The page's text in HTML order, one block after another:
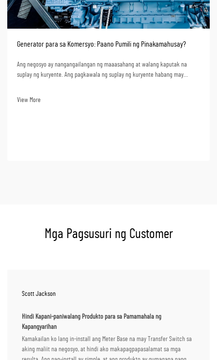
Generator para sa Komersyo: Paano Pumili ng Pinakamahusay?
Ang negosyo ay nangangailangan ng maaasahang at walang kaputak na
suplay ng kuryente. Ang pagkawala ng suplay ng kuryente habang may
View More
Mga Pagsusuri ng Customer
Scott Jackson
Hindi Kapani-paniwalang Produkto para sa Pamamahala ng
Kapangyarihan
Kamakailan ko lang in-install ang Meter Base na may Transfer Switch sa
aking maliit na negosyo, at hindi ako makapagpapasalamat sa mga